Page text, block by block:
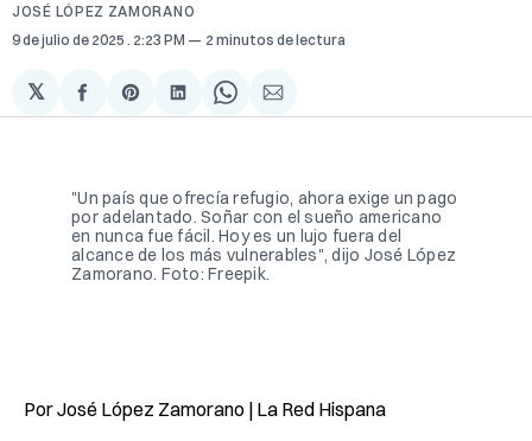
JOSÉ LÓPEZ ZAMORANO
9 de julio de 2025 . 2:23 PM 2 minutos de lectura
𝕏
Compartir
en
Share
on
Compartir
en
Share
on
Compartir
via
"Un país que ofrecía refugio, ahora exige un pago
por adelantado. Soñar con el sueño americano
en nunca fue fácil. Hoy es un lujo fuera del
alcance de los más vulnerables", dijo José López
Zamorano. Foto: Freepik.
Por José López Zamorano | La Red Hispana